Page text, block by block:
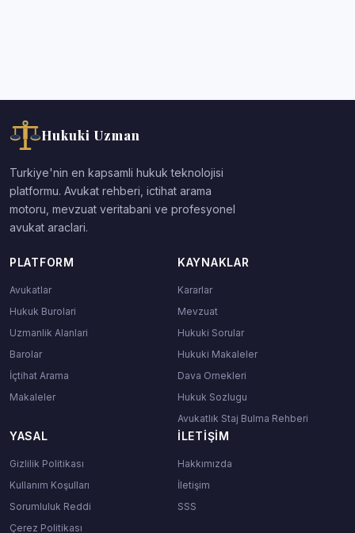
Hukuki Uzman
Turkiye'nin en kapsamli hukuk teknolojisi
platformu. Avukat rehberi, ictihat arama
motoru, mevzuat veritabani ve profesyonel
avukat araclari.
PLATFORM
Avukatlar
Hukuk Burolari
Uzmanlik Alanlari
Barolar
İçtihat Arama
Makaleler
KAYNAKLAR
Kararlar
Mevzuat
Hukuki Sorular
Hukuki Makaleler
Dava Ornekleri
Hukuk Sozlugu
Avukatlık Staj Bulma Rehberi
YASAL
Gizlilik Politikası
Kullanım Koşulları
Sorumluluk Reddi
Çerez Politikası
İLETIŞIM
Hakkımızda
İletişim
SSS